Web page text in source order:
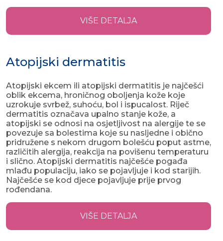
VIŠE DETALJA
Atopijski dermatitis
Atopijski ekcem ili atopijski dermatitis je najčešći
oblik ekcema, hroničnog oboljenja kože koje
uzrokuje svrbež, suhoću, bol i ispucalost. Riječ
dermatitis označava upalno stanje kože, a
atopijski se odnosi na osjetljivost na alergije te se
povezuje sa bolestima koje su nasljedne i obično
pridružene s nekom drugom bolešću poput astme,
različitih alergija, reakcija na povišenu temperaturu
i slično. Atopijski dermatitis najčešće pogađa
mlađu populaciju, iako se pojavljuje i kod starijih.
Najčešće se kod djece pojavljuje prije prvog
rođendana.
VIŠE DETALJA